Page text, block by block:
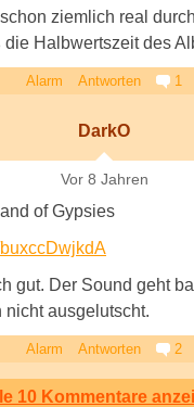
ziemlich real
die Halbwertszeit des
Alarm Antworten 1
DarkO
Vor 8 Jahren
of Gypsies
gut. Der Sound geht
nicht ausgelutscht.
Alarm Antworten 2
10 Kommentare